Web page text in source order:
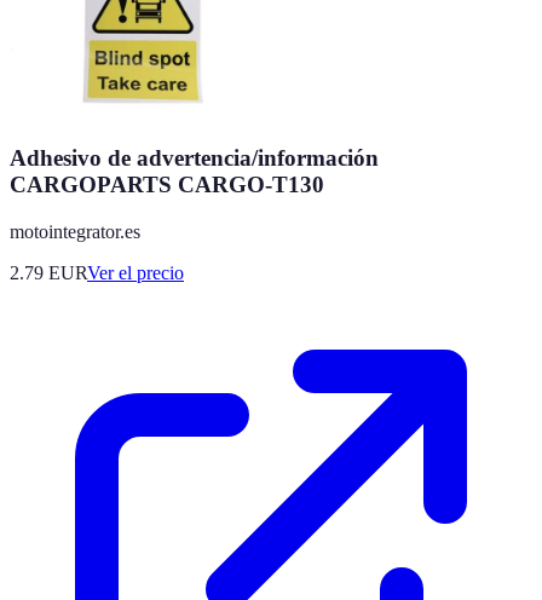
Adhesivo de advertencia/información
CARGOPARTS CARGO-T130
motointegrator.es
2.79 EURVer el precio